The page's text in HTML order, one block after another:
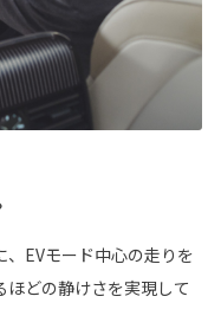
EVモード中心の走りを
どの静けさを実現して